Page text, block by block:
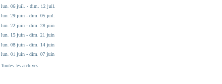
lun. 06 juil. - dim. 12 juil.
lun. 29 juin - dim. 05 juil.
lun. 22 juin - dim. 28 juin
lun. 15 juin - dim. 21 juin
lun. 08 juin - dim. 14 juin
lun. 01 juin - dim. 07 juin
Toutes les archives